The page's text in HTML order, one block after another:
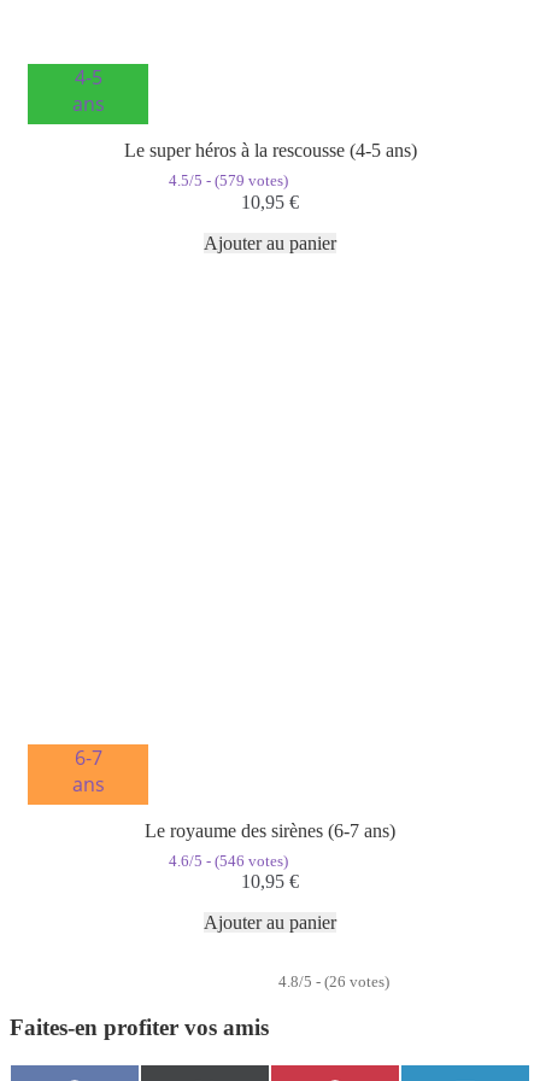
4-5
ans
Le super héros à la rescousse (4-5 ans)
4.5/5 - (579 votes)
10,95 €
Ajouter au panier
6-7
ans
Le royaume des sirènes (6-7 ans)
4.6/5 - (546 votes)
10,95 €
Ajouter au panier
4.8/5 - (26 votes)
Faites-en profiter vos amis